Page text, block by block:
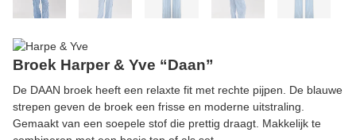
Broek Harper & Yve “Daan”
De DAAN broek heeft een relaxte fit met rechte pijpen. De blauwe
strepen geven de broek een frisse en moderne uitstraling.
Gemaakt van een soepele stof die prettig draagt. Makkelijk te